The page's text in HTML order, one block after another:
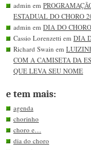
admin em
ESTADUAL DO CHORO
admin em DIA DO
Cassio Lorenzetti em DIA
Richard Swain em
COM A CAMISETA DA
QUE LEVA SEU NOME
e tem mais:
agenda
chorinho
choro e…
dia do choro